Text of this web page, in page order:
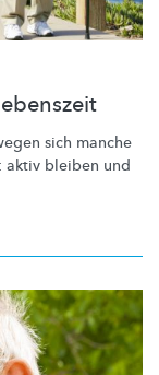
sich manche
aktiv bleiben und